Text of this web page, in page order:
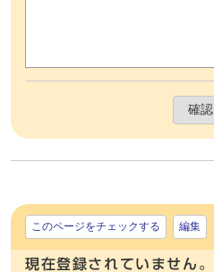
確認
このページをチェックする 編集
現在登録されていません。